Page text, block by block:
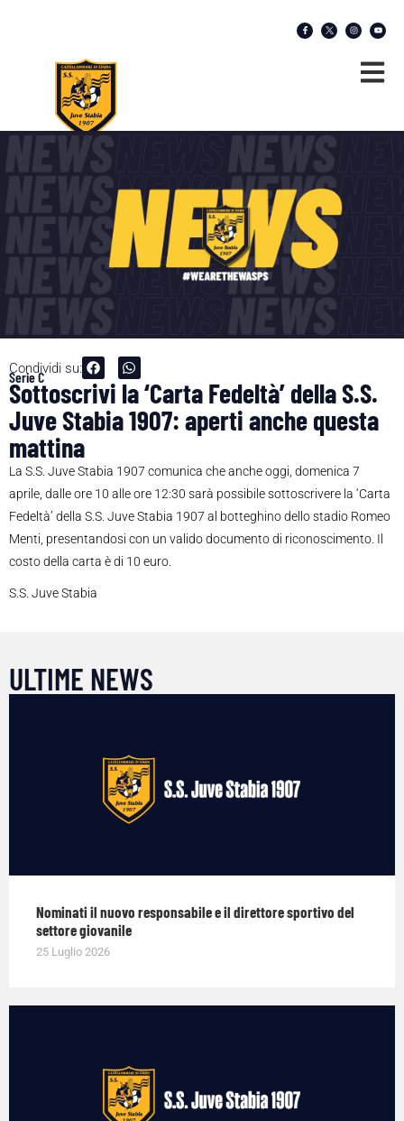
Condividi su:
Serie C
Sottoscrivi la ‘Carta Fedeltà’ della S.S.
Juve Stabia 1907: aperti anche questa
mattina
La S.S. Juve Stabia 1907 comunica che anche oggi, domenica 7
aprile, dalle ore 10 alle ore 12:30 sarà possibile sottoscrivere la ‘Carta
Fedeltà’ della S.S. Juve Stabia 1907 al botteghino dello stadio Romeo
Menti, presentandosi con un valido documento di riconoscimento. Il
costo della carta è di 10 euro.
S.S. Juve Stabia
ULTIME NEWS
Nominati il nuovo responsabile e il direttore sportivo del
settore giovanile
25 Luglio 2026